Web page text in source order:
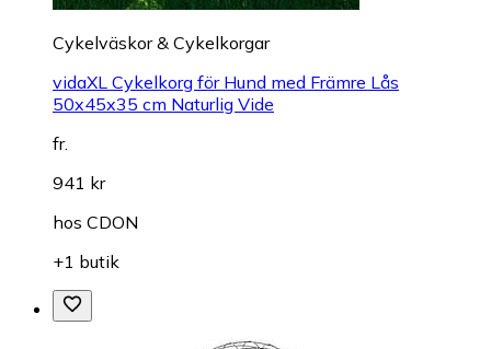
Cykelväskor & Cykelkorgar
vidaXL Cykelkorg för Hund med Främre Lås
50x45x35 cm Naturlig Vide
fr.
941 kr
hos CDON
+1 butik